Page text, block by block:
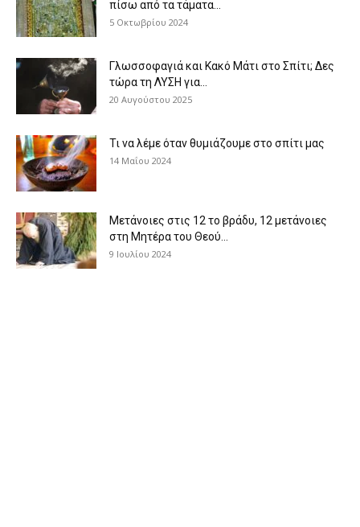
πίσω από τα τάματα...
5 Οκτωβρίου 2024
Γλωσσοφαγιά και Κακό Μάτι στο Σπίτι; Δες
τώρα τη ΛΥΣΗ για...
20 Αυγούστου 2025
Τι να λέμε όταν θυμιάζουμε στο σπίτι μας
14 Μαΐου 2024
Μετάνοιες στις 12 το βράδυ, 12 μετάνοιες
στη Μητέρα του Θεού...
9 Ιουλίου 2024